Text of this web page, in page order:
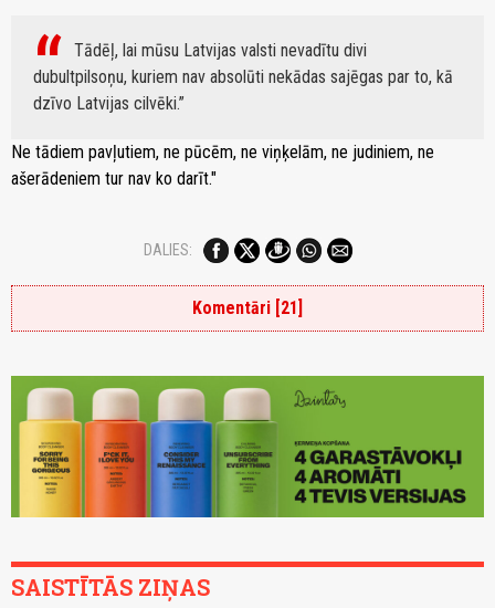
Tādēļ, lai mūsu Latvijas valsti nevadītu divi
dubultpilsoņu, kuriem nav absolūti nekādas sajēgas par to, kā
dzīvo Latvijas cilvēki.
Ne tādiem pavļutiem, ne pūcēm, ne viņķelām, ne judiniem, ne
ašerādeniem tur nav ko darīt."
DALIES:
Komentāri [21]
SAISTĪTĀS ZIŅAS